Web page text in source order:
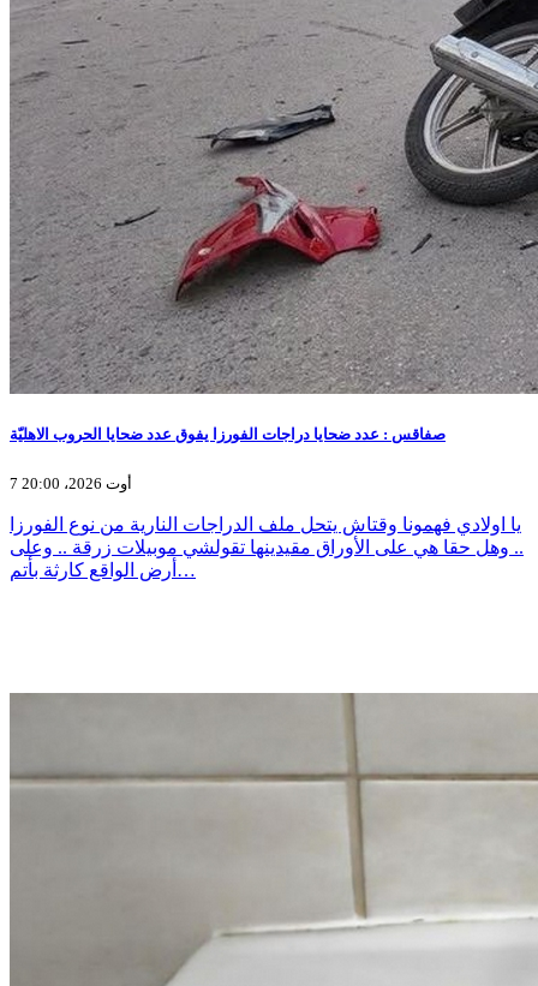
صفاقس : عدد ضحايا دراجات الفورزا يفوق عدد ضحايا الحروب الاهليّة
7 أوت 2026، 20:00
يا اولادي فهمونا وقتاش يتحل ملف الدراجات النارية من نوع الفورزا
.. وهل حقا هي على الأوراق مقيدينها تقولشي موبيلات زرقة .. وعلى
أرض الواقع كارثة بأتم…